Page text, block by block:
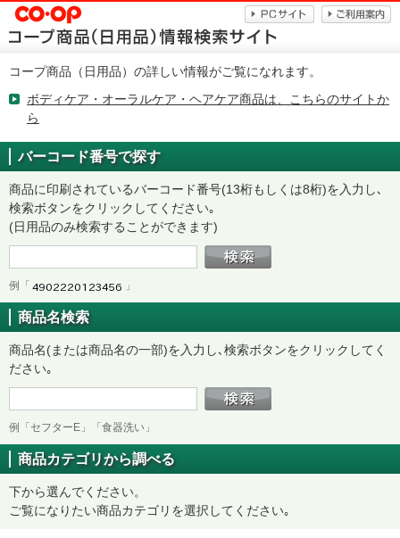
コープ商品（日用品）の詳しい情報がご覧になれます。
ボディケア・オーラルケア・ヘアケア商品は、こちらのサイトか
ら
バーコード番号で探す
商品に印刷されているバーコード番号(13桁もしくは8桁)を入力し､
検索ボタンをクリックしてください｡
(日用品のみ検索することができます)
例「 」
商品名検索
商品名(または商品名の一部)を入力し､検索ボタンをクリックしてく
ださい｡
例「セフターE」「食器洗い」
商品カテゴリから調べる
下から選んでください。
ご覧になりたい商品カテゴリを選択してください｡